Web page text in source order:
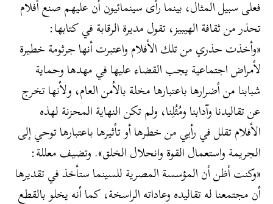
فعلى سبيل المثال، بينما رأى سينمائيون أن عليهم صنع أفلام
تحذر من ثقافة الهيبيز، تقول مديرة الرقابة في كتابها:
«وأخذت حذري من تلك الأفلام واعتبرت أنها جرثومة خطيرة
لأمراض اجتماعية يجب القضاء عليها في مهدها وحماية
شبابنا من أضرارها باعتبارها مخلة بالأمن العام، ولأنها تخرج
عن تقاليدنا وآدابنا ومُثُلِنا، ولم تكن النهاية المحزنة لهذه
الأفلام تقلل في رأيي من خطرها أو تأثيرها باعتبارها توحي إلى
الجريمة واستعمال القوة وانحلال الخلق». وتضيف معللة:
«وكنت أظن أن المؤسسة المصرية للسينما ستأخذ في تقديرها
أن مجتمعنا له تقاليده وعاداته الراسخة، كما أنه يخلو بالقطع